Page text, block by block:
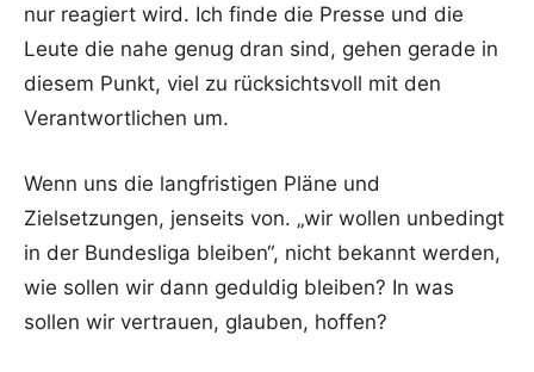
nur reagiert wird. Ich finde die Presse und die
Leute die nahe genug dran sind, gehen gerade in
diesem Punkt, viel zu rücksichtsvoll mit den
Verantwortlichen um.
Wenn uns die langfristigen Pläne und
Zielsetzungen, jenseits von. „wir wollen unbedingt
in der Bundesliga bleiben“, nicht bekannt werden,
wie sollen wir dann geduldig bleiben? In was
sollen wir vertrauen, glauben, hoffen?